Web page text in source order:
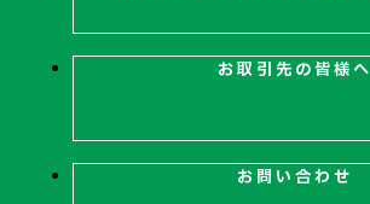
お取引先の皆様へ
お問い合わせ